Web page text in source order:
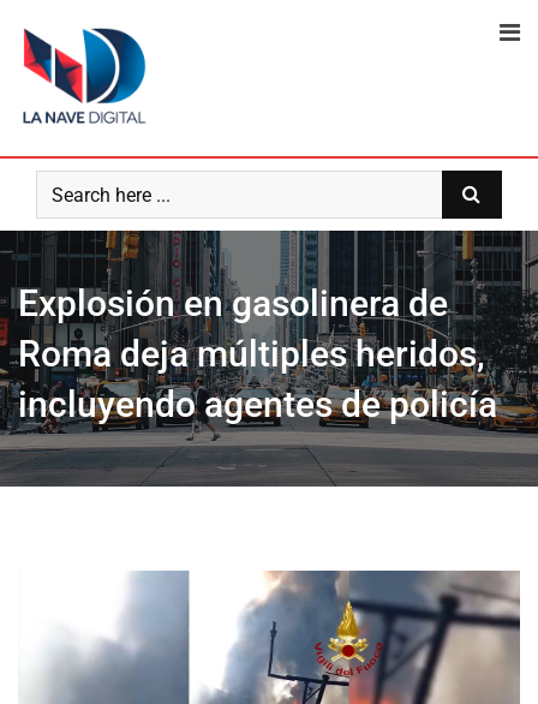
content
Explosión en gasolinera de
Roma deja múltiples heridos,
incluyendo agentes de policía